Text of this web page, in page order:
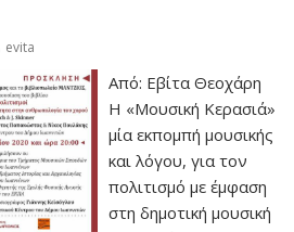
evita
Από: Εβίτα Θεοχάρη
Η «Μουσική Κερασιά»
μία εκπομπή μουσικής
και λόγου, για τον
πολιτισμό με έμφαση
στη δημοτική μουσική